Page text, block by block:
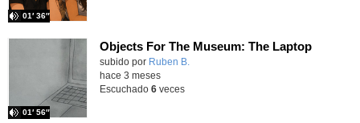
01′ 36″
Objects For The Museum: The Laptop
Contenido educativo.
subido por Ruben B.
01′ 56″
hace 3 meses
Escuchado 6veces